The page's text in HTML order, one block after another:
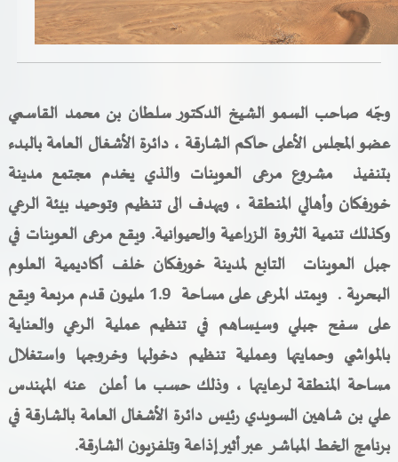
خدمات الدائرة
خدمات الأفراد
خدمات الشركات
خدمات الجهات الحكومية
خدمات الموظفين
المكتبة الإلكترونية
وجّه صاحب السمو الشيخ الدكتور سلطان بن محمد القاسمي
عضو المجلس الأعلى حاكم الشارقة ، دائرة الأشغال العامة بالبدء
بتنفيذ مشروع مرعى العوينات والذي يخدم مجتمع مدينة
خورفكان وأهالي المنطقة ، ويهدف الى تنظيم وتوحيد بيئة الرعي
وكذلك تنمية الثروة الزراعية والحيوانية. ويقع مرعى العوينات في
جبل العوينات التابع لمدينة خورفكان خلف أكاديمية العلوم
البحرية . ويمتد المرعى على مساحة 1.9 مليون قدم مربعة ويقع
على سفح جبلي وسيساهم في تنظيم عملية الرعي والعناية
بالمواشي وحمايتهاوعملية تنظيم دخولها وخروجها واستغلال
مساحة المنطقة لرعايتها ، وذلك حسب ما أعلن
عنهالمهندس
علي بن شاهين السويدي رئيس دائرة الأشغال العامة بالشارقة في
برنامج الخط المباشر عبر أثير إذاعة وتلفزيون الشارقة.